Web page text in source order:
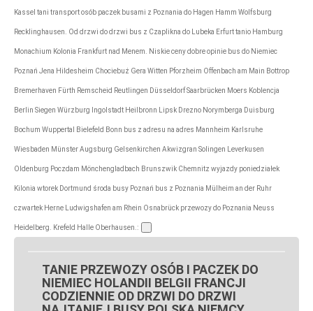
Kassel tani transport osób paczek busami z Poznania do Hagen Hamm Wolfsburg
Recklinghausen. Od drzwi do drzwi bus z Czaplikna do Lubeka Erfurt tanio Hamburg
Monachium Kolonia Frankfurt nad Menem. Niskie ceny dobre opinie bus do Niemiec
Poznań Jena Hildesheim Chociebuż Gera Witten Pforzheim Offenbach am Main Bottrop
Bremerhaven Fürth Remscheid Reutlingen Düsseldorf Saarbrücken Moers Koblencja
Berlin Siegen Würzburg Ingolstadt Heilbronn Lipsk Drezno Norymberga Duisburg
Bochum Wuppertal Bielefeld Bonn bus z adresu na adres Mannheim Karlsruhe
Wiesbaden Münster Augsburg Gelsenkirchen Akwizgran Solingen Leverkusen
Oldenburg Poczdam Mönchengladbach Brunszwik Chemnitz wyjazdy poniedziałek
Kilonia wtorek Dortmund środa busy Poznań bus z Poznania Mülheim an der Ruhr
czwartek Herne Ludwigshafen am Rhein Osnabrück przewozy do Poznania Neuss
Heidelberg. Krefeld Halle Oberhausen.:
TANIE PRZEWOZY OSÓB I PACZEK DO
NIEMIEC HOLANDII BELGII FRANCJI
CODZIENNIE OD DRZWI DO DRZWI